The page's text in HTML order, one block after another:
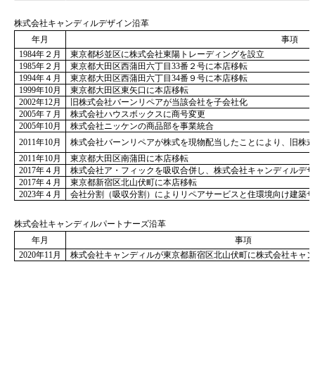
株式会社キャンディルデザイン沿革
年月
事項
1984年２月
東京都杉並区に株式会社東陽トレーディングを設立
1985年２月
東京都大田区西蒲田六丁目33番２号に本店移転
1994年４月
東京都大田区西蒲田六丁目34番９号に本店移転
1999年10月
東京都大田区東矢口に本店移転
2002年12月
旧株式会社バーンリペアが当該会社を子会社化
2005年７月
株式会社ハウスボックスに商号変更
2005年10月
株式会社ニッケンの商品部を事業統合
2011年10月
株式会社バーンリペアが株式を現物配当したことにより、旧株
2011年10月
東京都大田区南蒲田に本店移転
2017年４月
株式会社ア・フィックを吸収合併し、株式会社キャンディルデ
2017年４月
東京都新宿区北山伏町に本店移転
2023年４月
会社分割（吸収分割）によりリペアサービスと住環境向け建築
株式会社キャンディルパートナーズ沿革
年月
事項
2020年11月
株式会社キャンディルが東京都新宿区北山伏町に株式会社キャ